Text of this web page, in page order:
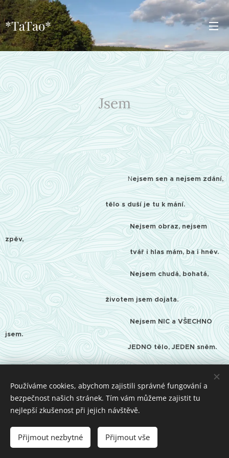
*TaTao*
Jsem
Nejsem sen a nejsem zdání,
tělo s duší je tu k mání.
Nejsem obraz, nejsem
zpěv,
tvář i hlas mám, ba i hněv.
Nejsem chudá, bohatá,
životem jsem dojata.
Nejsem NIC a VŠECHNO
jsem.
JEDNO tělo, JEDEN sněm.
© 2016 Taťana Sajdok
Vytvořeno službou Webnode
Používáme cookies, abychom zajistili správné fungování a
bezpečnost našich stránek. Tím vám můžeme zajistit tu
nejlepší zkušenost při jejich návštěvě.
Přijmout nezbytné Přijmout vše